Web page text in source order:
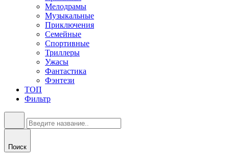
Мелодрамы
Музыкальные
Приключения
Семейные
Спортивные
Триллеры
Ужасы
Фантастика
Фэнтези
ТОП
Фильтр
Поиск